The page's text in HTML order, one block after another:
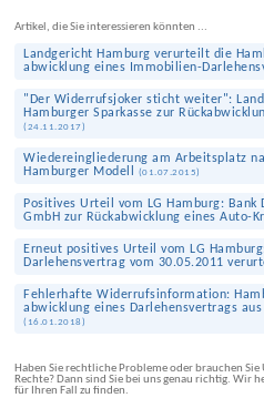
Artikel, die Sie interessieren könnten ...
Landgericht Hamburg verurteilt die
abwicklung eines Immobilien-
"Der Widerrufs­joker sticht weiter":
Hamburger Sparkasse zur
( 24.11.2017)
Wiedereingliederung am Arbeitsplatz
Hamburger Modell
(01.07.2015)
Positives Urteil vom LG Hamburg:
GmbH zur Rück­abwicklung eines Auto-
Erneut positives Urteil vom LG
Darlehens­vertrag vom 30.05.2011
Fehlerhafte Wider­rufs­information:
abwicklung eines Darlehens­vertrags
( 16.01.2018 )
Haben Sie rechtliche Probleme oder brauchen
Rechte? Dann sind Sie bei uns genau richtig. Wir
für Ihren Fall zu finden.